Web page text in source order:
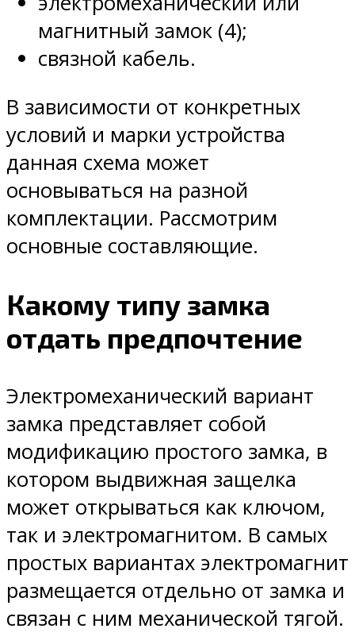
магнитный замок (4);
связной кабель.
В зависимости от конкретных
условий и марки устройства
данная схема может
основываться на разной
комплектации. Рассмотрим
основные составляющие.
Какому типу замка
отдать предпочтение
Электромеханический вариант
замка представляет собой
модификацию простого замка, в
котором выдвижная защелка
может открываться как ключом,
так и электромагнитом. В самых
простых вариантах электромагнит
размещается отдельно от замка и
связан с ним механической тягой.